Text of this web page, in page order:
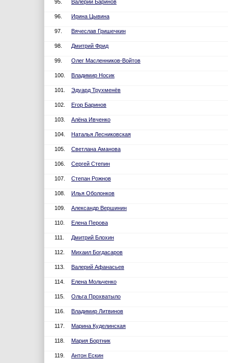
95. Валерий Баринов
96. Ирина Цывина
97. Вячеслав Гришечкин
98. Дмитрий Фрид
99. Олег Масленников-Войтов
100. Владимир Носик
101. Эдуард Трухменёв
102. Егор Баринов
103. Алёна Ивченко
104. Наталья Лесниковская
105. Светлана Аманова
106. Сергей Степин
107. Степан Рожнов
108. Илья Оболонков
109. Александр Вершинин
110. Елена Перова
111. Дмитрий Блохин
112. Михаил Богдасаров
113. Валерий Афанасьев
114. Елена Мольченко
115. Ольга Прохватыло
116. Владимир Литвинов
117. Марина Куделинская
118. Мария Бортник
119. Антон Ескин